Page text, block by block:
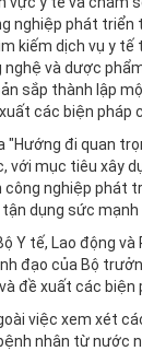
nghiệp phát triển
kiếm dịch vụ y tế
và dược
sắp thành lập
các biện pháp
"Hướng đi quan
với mục tiêu xây
nghiệp phát
dụng sức mạnh
Y tế, Lao động
đạo của Bộ
đề xuất các biện
việc xem xét
nhân từ nước